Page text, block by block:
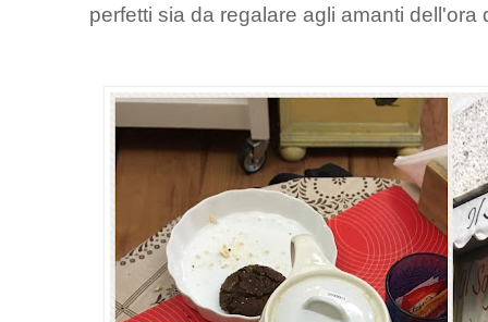
perfetti sia da regalare agli amanti